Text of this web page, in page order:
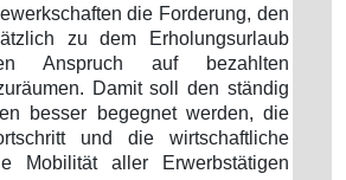
die Forderung, den
zu dem Erholungsurlaub
Anspruch auf bezahlten
Damit soll den ständig
besser begegnet werden, die
und die wirtschaftliche
Mobilität aller Erwerbstätigen